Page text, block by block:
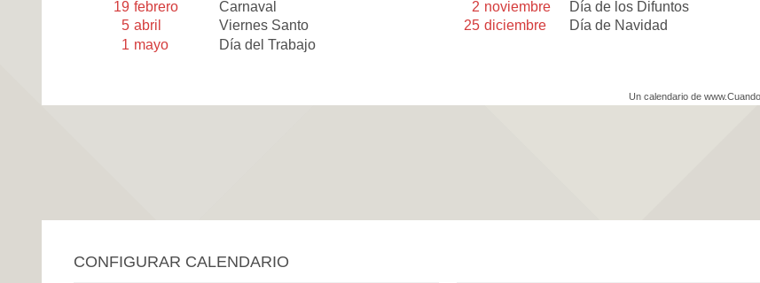
19 febrero
Carnaval
5 abril
Viernes Santo
1 mayo Día del Trabajo
2 noviembre
Día de los Difuntos
25 diciembre Día de Navidad
Un calendario de
CONFIGURAR CALENDARIO